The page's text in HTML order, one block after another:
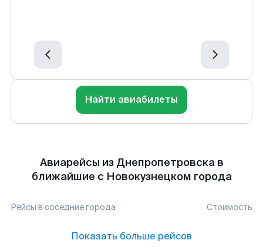
Найти авиабилеты
Авиарейсы из Днепропетровска в
ближайшие с Новокузнецком города
Рейсы в соседние города Стоимость
Показать больше рейсов